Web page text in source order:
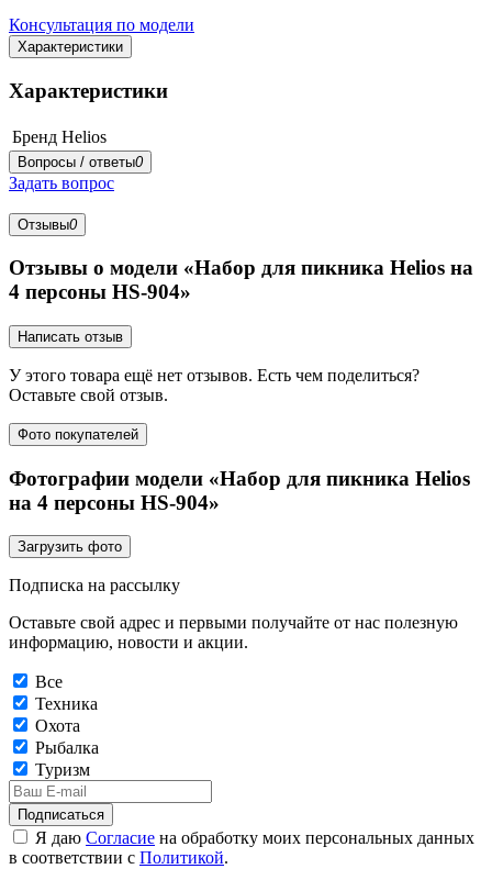
Консультация по модели
Характеристики
Характеристики
Бренд Helios
Вопросы / ответы0
Задать вопрос
Отзывы0
Отзывы о модели «Набор для пикника Helios на
4 персоны HS-904»
Написать отзыв
У этого товара ещё нет отзывов. Есть чем поделиться?
Оставьте свой отзыв.
Фото покупателей
Фотографии модели «Набор для пикника Helios
на 4 персоны HS-904»
Загрузить фото
Подписка на рассылку
Оставьте свой адрес и первыми получайте от нас полезную
информацию, новости и акции.
Все
Техника
Охота
Рыбалка
Туризм
Подписаться
Я даю Согласие на обработку моих персональных данных
в соответствии с Политикой.